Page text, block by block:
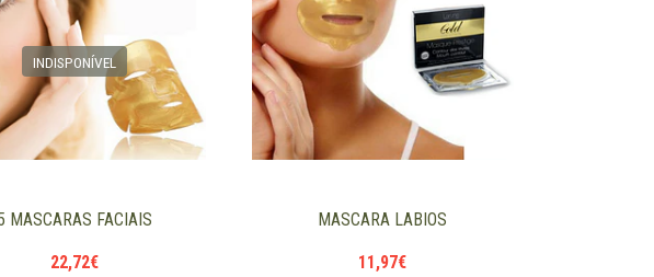
INDISPONÍVEL
MASCARAS FACIAIS
22,72€
MASCARA LABIOS
11,97€